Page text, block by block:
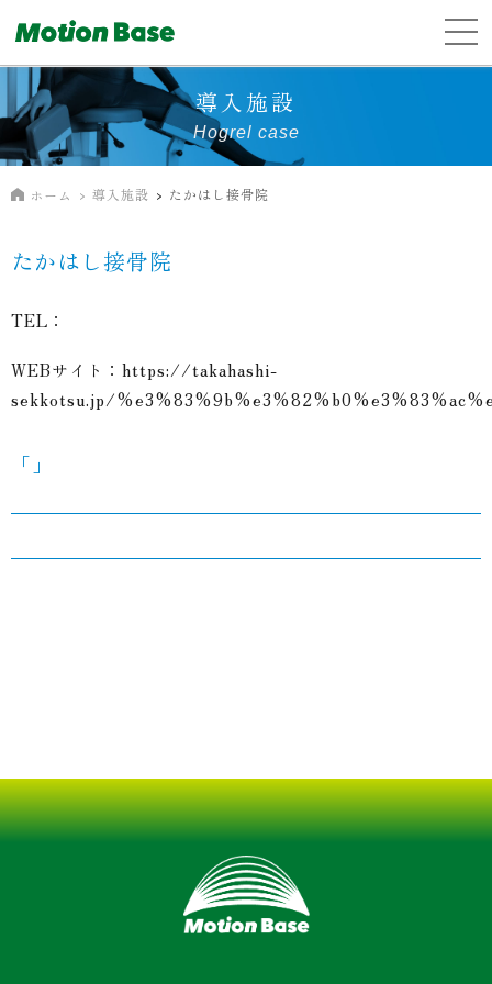
導入施設
Hogrel case
ホーム 導入施設 たかはし接骨院
たかはし接骨院
TEL：
WEBサイト： https://takahashi-
sekkotsu.jp/
「」